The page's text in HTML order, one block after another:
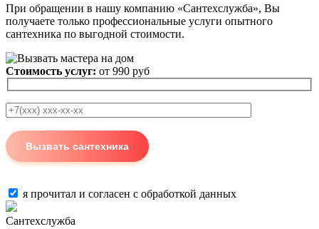
При обращении в нашу компанию «Сантехслужба», Вы
получаете только профессиональные услуги опытного
сантехника по выгодной стоимости.
Стоимость услуг: от 990 руб
я прочитал и согласен с обработкой данных
Сантехслужба